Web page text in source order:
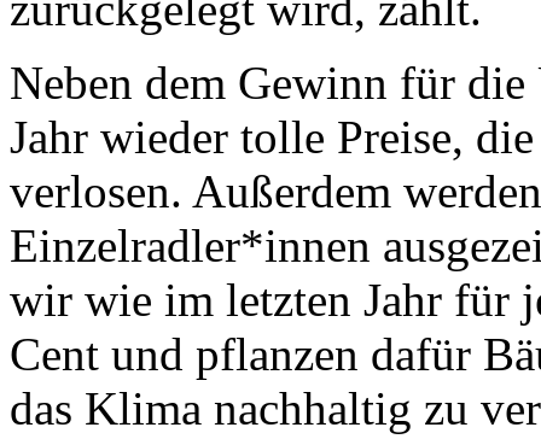
Neben dem Gewinn für
Jahr wieder tolle Preise,
verlosen. Außerdem
Einzelradler*innen
wir wie im letzten Jahr für
Cent und pflanzen dafür
das Klima nachhaltig zu